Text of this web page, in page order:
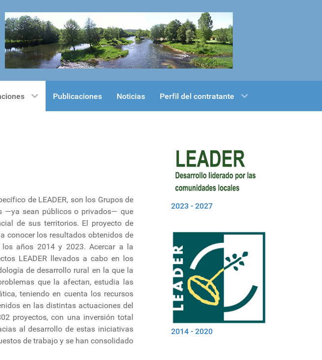
Publicaciones Noticias Perfil del contratante
de LEADER, son los Grupos de
—ya sean públicos o privados— que
de sus territorios. El proyecto de
conocer los resultados obtenidos de
años 2014 y 2023. Acercar a la
LEADER llevados a cabo en los
de desarrollo rural en la que la
que la afectan, estudia las
teniendo en cuenta los recursos
en las distintas actuaciones del
proyectos, con una inversión total
al desarrollo de estas iniciativas
de trabajo y se han consolidado
2023 - 2027
2014 - 2020